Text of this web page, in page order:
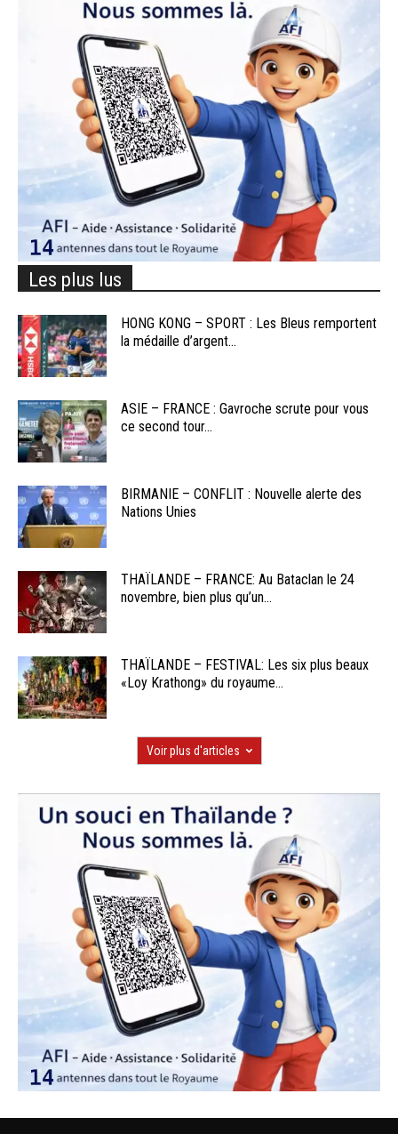
Les plus lus
HONG KONG – SPORT : Les Bleus remportent
la médaille d’argent...
ASIE – FRANCE : Gavroche scrute pour vous
ce second tour...
BIRMANIE – CONFLIT : Nouvelle alerte des
Nations Unies
THAÏLANDE – FRANCE: Au Bataclan le 24
novembre, bien plus qu’un...
THAÏLANDE – FESTIVAL: Les six plus beaux
«Loy Krathong» du royaume...
Voir plus d'articles